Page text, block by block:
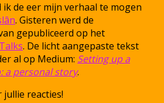
de eer mijn verhaal te mogen
. Gisteren werd de
gepubliceerd op het
. De licht aangepaste tekst
al op Medium: Setting up a
a personal story.
reacties!